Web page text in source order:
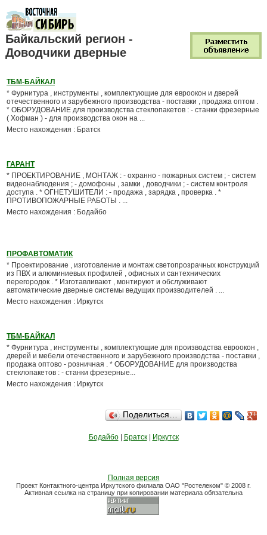
Байкальский регион -
Доводчики дверные
ТБМ-БАЙКАЛ
* Фурнитура , инструменты , комплектующие для евроокон и дверей
отечественного и зарубежного производства - поставки , продажа оптом .
* ОБОРУДОВАНИЕ для производства стеклопакетов : - станки фрезерные
( Хофман ) - для производства окон на ...
Место нахождения : Братск
ГАРАНТ
* ПРОЕКТИРОВАНИЕ , МОНТАЖ : - охранно - пожарных систем ; - систем
видеонаблюдения ; - домофоны , замки , доводчики ; - систем контроля
доступа . * ОГНЕТУШИТЕЛИ : - продажа , зарядка , проверка . *
ПРОТИВОПОЖАРНЫЕ РАБОТЫ . ...
Место нахождения : Бодайбо
ПРОФАВТОМАТИК
* Проектирование , изготовление и монтаж светопрозрачных конструкций
из ПВХ и алюминиевых профилей , офисных и сантехнических
перегородок . * Изготавливают , монтируют и обслуживают
автоматические дверные системы ведущих производителей . ...
Место нахождения : Иркутск
ТБМ-БАЙКАЛ
* Фурнитура , инструменты , комплектующие для производства евроокон ,
дверей и мебели отечественного и зарубежного производства - поставки ,
продажа оптово - розничная . * ОБОРУДОВАНИЕ для производства
стеклопакетов : - станки фрезерные...
Место нахождения : Иркутск
Поделиться…
Бодайбо| Братск| Иркутск
Полная версия
Проект Контактного-центра Иркутского филиала ОАО "Ростелеком" © 2008 г.
Активная ссылка на страницу при копировании материала обязательна